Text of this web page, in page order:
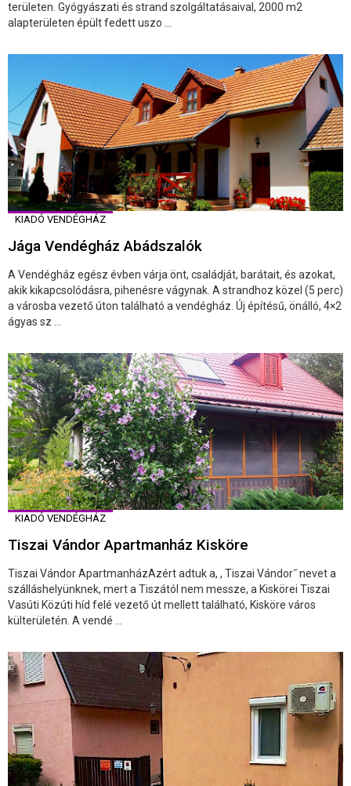
területen. Gyógyászati és strand szolgáltatásaival, 2000 m2
alapterületen épült fedett uszo ...
KIADÓ VENDÉGHÁZ
Jága Vendégház Abádszalók
A Vendégház egész évben várja önt, családját, barátait, és azokat,
akik kikapcsolódásra, pihenésre vágynak. A strandhoz közel (5 perc)
a városba vezető úton található a vendégház. Új építésű, önálló, 4×2
ágyas sz ...
KIADÓ VENDÉGHÁZ
Tiszai Vándor Apartmanház Kisköre
Tiszai Vándor ApartmanházAzért adtuk a, , Tiszai Vándor˝ nevet a
szálláshelyünknek, mert a Tiszától nem messze, a Kiskörei Tiszai
Vasúti Közúti híd felé vezető út mellett található, Kisköre város
külterületén. A vendé ...